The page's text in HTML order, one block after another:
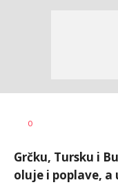
AUTOR
0
Grčku, Tursku i
oluje i poplave,